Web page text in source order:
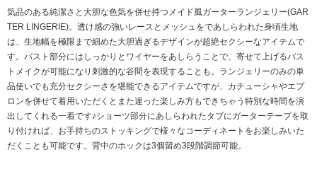
気品のある純潔さと大胆な色気を併せ持つメイド風ガーターランジェリー(GAR
TER LINGERIE)。透け感の強いレースとメッシュをであしらわれた身頃生地
は、生地幅を極限まで細めた大胆過ぎるデザインが超絶セクシーなアイテムで
す。バスト部分にはしっかりとワイヤーをあしらうことで、寄せて上げるバス
トメイクが可能になり刺激的な谷間を表現することも。ランジェリーのみの単
品使いでも充分セクシーさを堪能できるアイテムですが、カチューシャやエプ
ロンを併せて着用いただくとまた違った楽しみ方もできちゃう特別な時間を演
出してくれる一着です♪ショーツ部分にあしらわれたタブにガーターテープを取
り付ければ、お手持ちのストッキングで様々なコーディネートをお楽しみいた
だくことも可能です。背中のホックは3個留め3段階調節可能。